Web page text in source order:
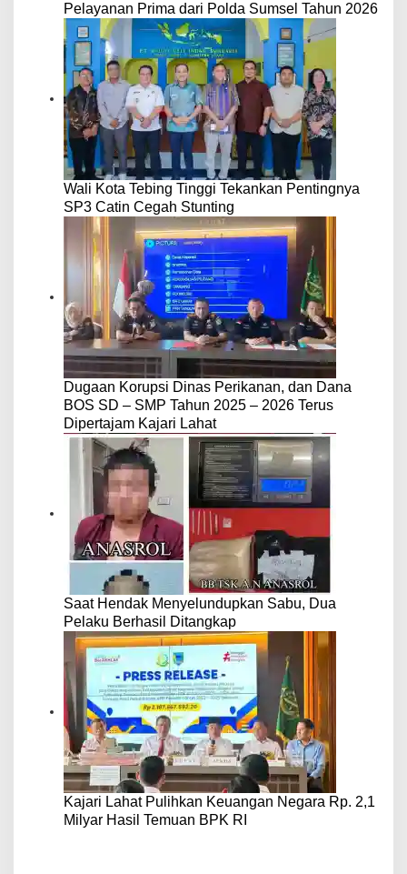
Pelayanan Prima dari Polda Sumsel Tahun 2026
Wali Kota Tebing Tinggi Tekankan Pentingnya
SP3 Catin Cegah Stunting
Dugaan Korupsi Dinas Perikanan, dan Dana
BOS SD – SMP Tahun 2025 – 2026 Terus
Dipertajam Kajari Lahat
Saat Hendak Menyelundupkan Sabu, Dua
Pelaku Berhasil Ditangkap
Kajari Lahat Pulihkan Keuangan Negara Rp. 2,1
Milyar Hasil Temuan BPK RI